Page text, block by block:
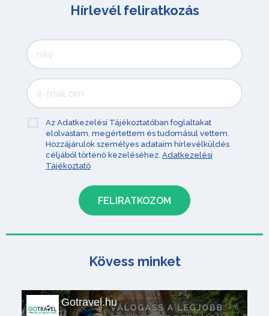
Hírlevél feliratkozás
Az Adatkezelési Tájékoztatóban foglaltakat
elolvastam, megértettem és tudomásul vettem.
Hozzájárulok személyes adataim hírlevélküldés
céljából történő kezeléséhez. Adatkezelési
Tájékoztató
Kövess minket
Gotravel.hu